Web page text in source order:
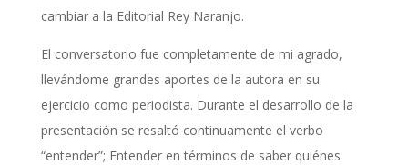
cambiar a la Editorial Rey Naranjo.
El conversatorio fue completamente de mi agrado,
llevándome grandes aportes de la autora en su
ejercicio como periodista. Durante el desarrollo de la
presentación se resaltó continuamente el verbo
“entender”; Entender en términos de saber quiénes